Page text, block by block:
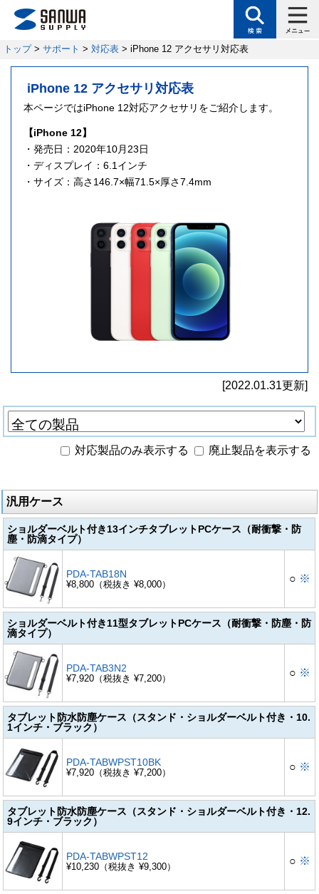
トップ> サポート > 対応表 > iPhone 12 アクセサリ対応表
iPhone 12 アクセサリ対応表
本ページではiPhone 12対応アクセサリをご紹介します。
【iPhone 12】
・発売日：2020年10月23日
・ディスプレイ：6.1インチ
・サイズ：高さ146.7×幅71.5×厚さ7.4mm
[2022.01.31更新]
対応製品のみ表示する 廃止製品を表示する
汎用ケース
ショルダーベルト付き13インチタブレットPCケース（耐衝撃・防
塵・防滴タイプ）
PDA-TAB18N
¥8,800（税抜き ¥8,000） ○ ※
ショルダーベルト付き11型タブレットPCケース（耐衝撃・防塵・防
滴タイプ）
PDA-TAB3N2
¥7,920（税抜き ¥7,200） ○ ※
タブレット防水防塵ケース（スタンド・ショルダーベルト付き・10.
1インチ・ブラック）
PDA-TABWPST10BK
¥7,920（税抜き ¥7,200） ○ ※
タブレット防水防塵ケース（スタンド・ショルダーベルト付き・12.
9インチ・ブラック）
PDA-TABWPST12
¥10,230（税抜き ¥9,300） ○ ※